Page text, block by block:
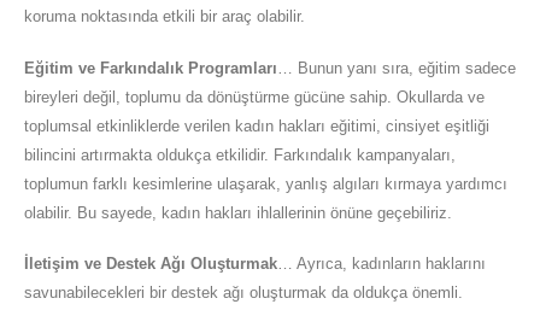
koruma noktasında etkili bir araç olabilir.
Eğitim ve Farkındalık Programları … Bunun yanı sıra, eğitim sadece
bireyleri değil, toplumu da dönüştürme gücüne sahip. Okullarda ve
toplumsal etkinliklerde verilen kadın hakları eğitimi, cinsiyet eşitliği
bilincini artırmakta oldukça etkilidir. Farkındalık kampanyaları,
toplumun farklı kesimlerine ulaşarak, yanlış algıları kırmaya yardımcı
olabilir. Bu sayede, kadın hakları ihlallerinin önüne geçebiliriz.
İletişim ve Destek Ağı Oluşturmak… Ayrıca, kadınların haklarını
savunabilecekleri bir destek ağı oluşturmak da oldukça önemli.